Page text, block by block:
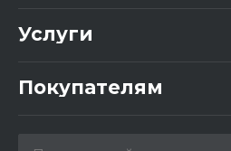
Услуги
Покупателям